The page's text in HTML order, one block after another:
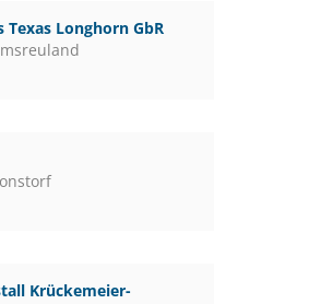
Texas Longhorn GbR
Krückemeier-